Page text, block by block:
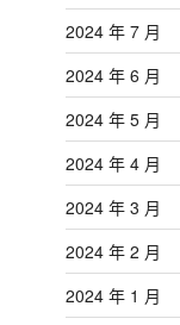
2024 年 7 月
2024 年 6 月
2024 年 5 月
2024 年 4 月
2024 年 3 月
2024 年 2 月
2024 年 1 月